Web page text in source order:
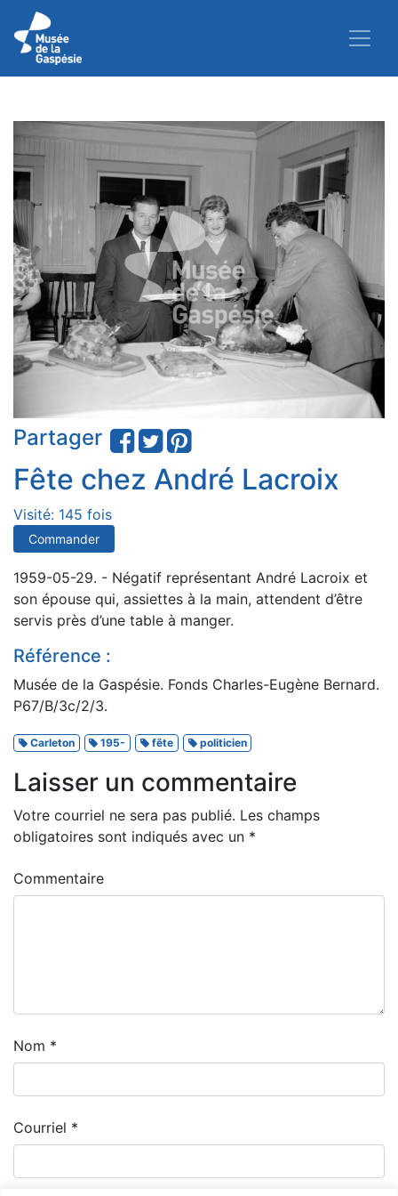
Partager
Fête chez André Lacroix
Visité: 145 fois
Commander
1959-05-29. - Négatif représentant André Lacroix et
son épouse qui, assiettes à la main, attendent d’être
servis près d’une table à manger.
Référence :
Musée de la Gaspésie. Fonds Charles-Eugène Bernard.
P67/B/3c/2/3.
Carleton 195- fête politicien
Laisser un commentaire
Votre courriel ne sera pas publié. Les champs
obligatoires sont indiqués avec un *
Commentaire
Nom *
Courriel *